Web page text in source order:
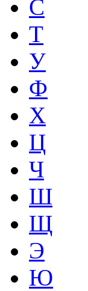
С
Т
У
Ф
Х
Ц
Ч
Ш
Щ
Э
Ю